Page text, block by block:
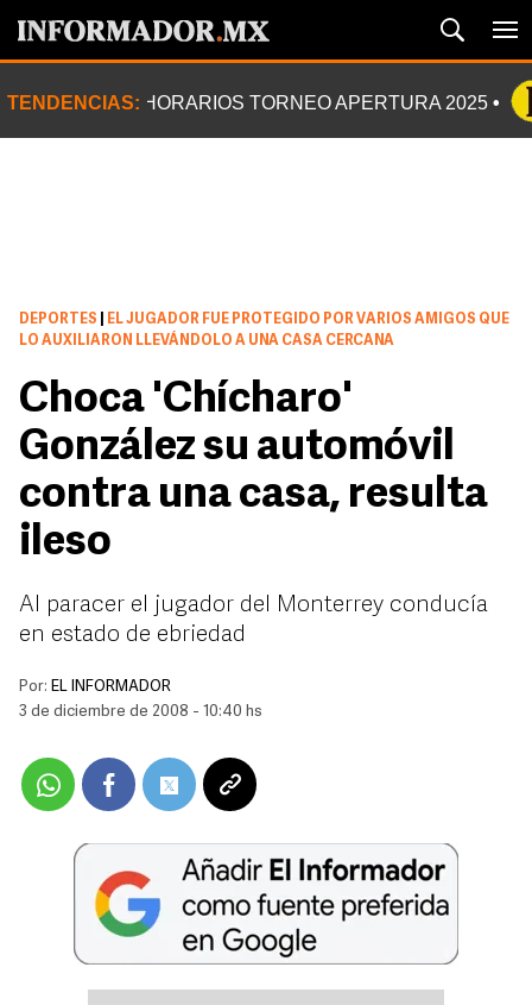
TENDENCIAS: HORARIOS TORNEO APERTURA 2025
DEPORTES
EL JUGADOR FUE PROTEGIDO POR VARIOS AMIGOS QUE
LO AUXILIARON LLEVÁNDOLO A UNA CASA CERCANA
Choca 'Chícharo'
González su automóvil
contra una casa, resulta
ileso
Al paracer el jugador del Monterrey conducía
en estado de ebriedad
Por: EL INFORMADOR
3 de diciembre de 2008 - 10:40 hs